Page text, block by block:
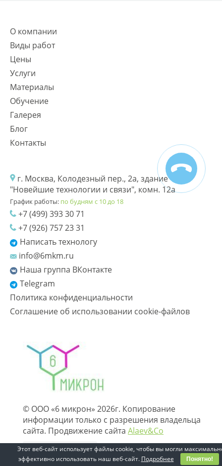
О компании
Виды работ
Цены
Услуги
Материалы
Обучение
Галерея
Блог
Контакты
г. Москва, Колодезный пер., 2а, здание
"Новейшие технологии и связи", комн. 12а
График работы: по будням с 10 до 18
+7 (499) 393 30 71
+7 (926) 757 23 31
Написать технологу
info@6mkm.ru
Наша группа ВКонтакте
Telegram
Политика конфиденциальности
Соглашение об использовании cookie-файлов
© ООО «6 микрон» 2026г. Копирование
информации только с разрешения владельца
сайта. Продвижение сайта Alaev&Co
Этот веб-сайт использует файлы cookie, чтобы вы могли
эффективно использовать наш веб-сайт. Подробнее Понятно!